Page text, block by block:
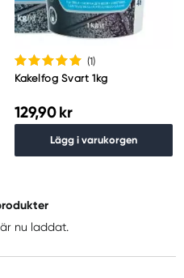
(1)
Kakelfog Svart 1kg
129,90 kr
Lägg i varukorgen
nu laddat.